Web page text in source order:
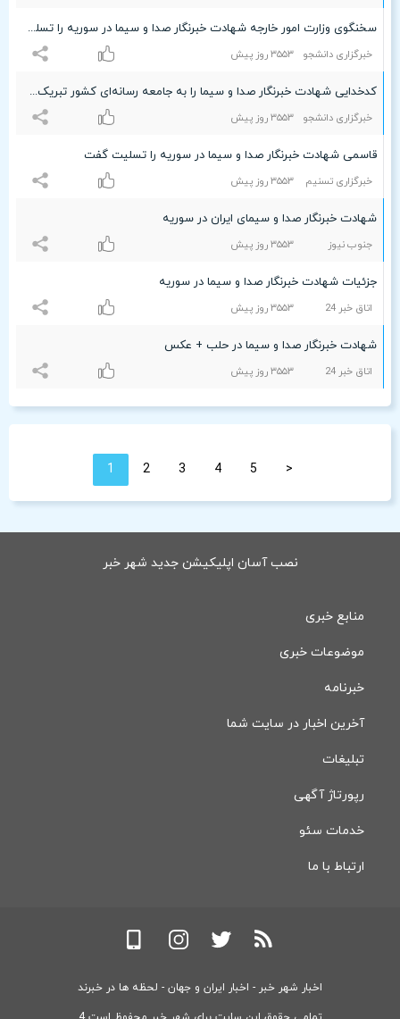
سخنگوی وزارت امور خارجه شهادت خبرنگار صدا و سیما در سوریه را تسلیت گفت
خبرگزاری دانشجو ٣۵۵٣ روز پیش
کدخدایی شهادت خبرنگار صدا و سیما را به جامعه رسانه‌ای کشور تبریک و تسلیت گفت
خبرگزاری دانشجو ٣۵۵٣ روز پیش
قاسمی شهادت خبرنگار صدا و سیما در سوریه را تسلیت گفت
خبرگزاری تسنیم ٣۵۵٣ روز پیش
شهادت خبرنگار صدا و سیمای ایران در سوریه
جنوب نیوز ٣۵۵٣ روز پیش
جزئیات شهادت خبرنگار صدا و سیما در سوریه
اتاق خبر 24 ٣۵۵٣ روز پیش
شهادت خبرنگار صدا و سیما در حلب + عکس
اتاق خبر 24 ٣۵۵٣ روز پیش
1 2 3 4 5 <
نصب آسان اپلیکیشن جدید شهر خبر
منابع خبری
موضوعات خبری
خبرنامه
آخرین اخبار در سایت شما
تبلیغات
رپورتاژ آگهی
خدمات سئو
ارتباط با ما
اخبار شهر خبر - اخبار ایران و جهان - لحظه ها در خبرند